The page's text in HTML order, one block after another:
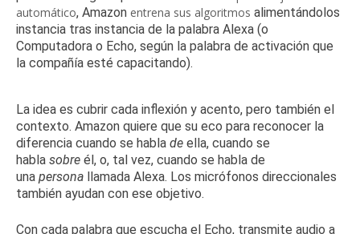
automático, Amazon entrena sus algoritmos alimentándolos
instancia tras instancia de la palabra Alexa (o
Computadora o Echo, según la palabra de activación que
la compañía esté capacitando).
La idea es cubrir cada inflexión y acento, pero también el
contexto. Amazon quiere que su eco para reconocer la
diferencia cuando se habla de ella, cuando se
habla sobre él, o, tal vez, cuando se habla de
una persona llamada Alexa. Los micrófonos direccionales
también ayudan con ese objetivo.
Con cada palabra que escucha el Echo, transmite audio a